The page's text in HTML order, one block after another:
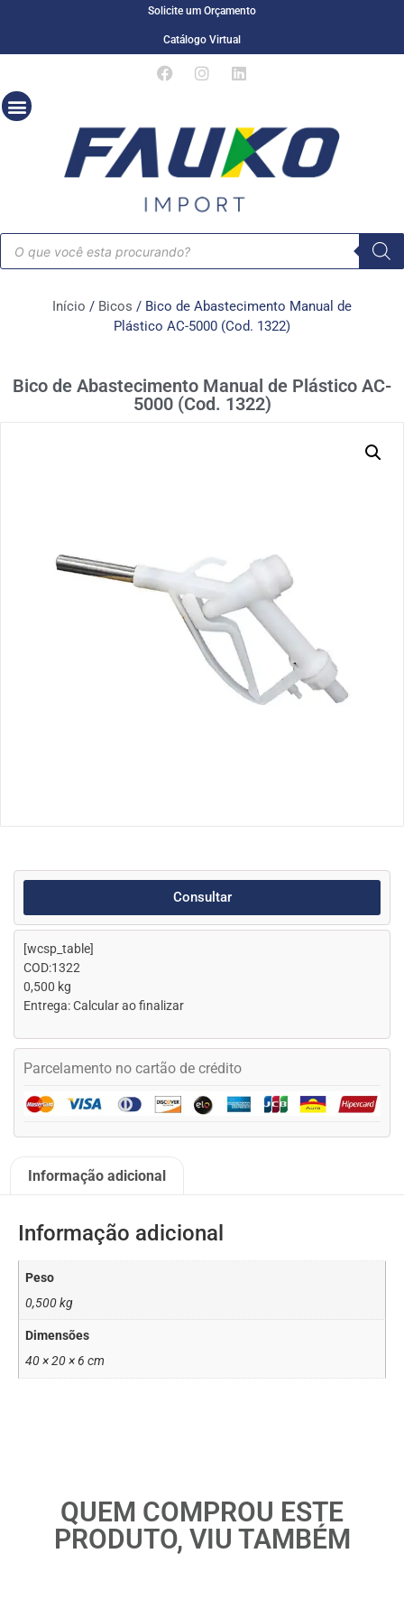
Solicite um Orçamento
Catálogo Virtual
Início / Bicos / Bico de Abastecimento Manual de
Plástico AC-5000 (Cod. 1322)
Bico de Abastecimento Manual de Plástico AC-
5000 (Cod. 1322)
Consultar
[wcsp_table]
COD:1322
0,500 kg
Entrega: Calcular ao finalizar
Parcelamento no cartão de crédito
Informação adicional
Informação adicional
Peso
0,500 kg
Dimensões
40 × 20 × 6 cm
QUEM COMPROU ESTE
PRODUTO, VIU TAMBÉM